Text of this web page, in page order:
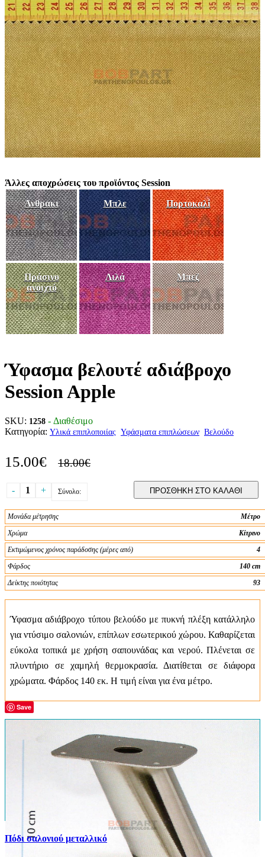
Άλλες αποχρώσεις του προϊόντος Session
Ανθρακι Μπλε Πορτοκαλί
Πράσινο
ανοιχτό
Λιλά Μπεζ
Ύφασμα βελουτέ αδιάβροχο
Session Apple
SKU: 1258 - Διαθέσιμο
Κατηγορία: Υλικά επιπλοποιίας Υφάσματα επιπλώσεων Βελούδο
15.00€ 18.00€
- 1 + Σύνολο: ΠΡΟΣΘΗΚΗ ΣΤΟ ΚΑΛΑΘΙ
Μονάδα μέτρησης
Μέτρο
Χρώμα
Κίτρινο
Εκτιμώμενος χρόνος παράδοσης (μέρες από)
4
Φάρδος
140 cm
Δείκτης ποιότητας
93
Ύφασμα αδιάβροχο τύπου βελούδο με πυκνή πλέξη κατάλληλο
για ντύσιμο σαλονιών, επίπλων εσωτερικού χώρου. Καθαρίζεται
εύκολα τοπικά με χρήση σαπουνάδας και νερού. Πλένεται σε
πλυντήριο σε χαμηλή θερμοκρασία. Διατίθεται σε διάφορα
χρώματα. Φάρδος 140 εκ. Η τιμή είναι για ένα μέτρο.
Save
Πόδι σαλονιού μεταλλικό